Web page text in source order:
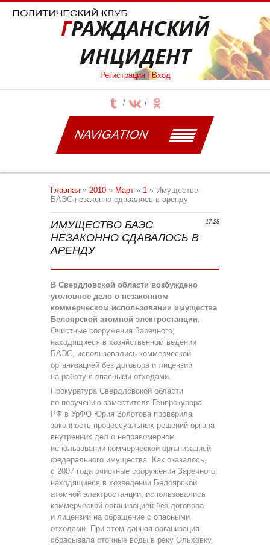
ГРАЖДАНСКИЙ
ИНЦИДЕНТ
Регистрация Вход
NAVIGATION
Главная » 2010 » Март » 1 » Имущество
БАЭС незаконно сдавалось в аренду
17:28
ИМУЩЕСТВО БАЭС
НЕЗАКОННО СДАВАЛОСЬ В
АРЕНДУ
В Свердловской области возбуждено
уголовное дело о незаконном
коммерческом использовании имущества
Белоярской атомной электростанции.
Очистные сооружения Заречного,
находящиеся в хозяйственном ведении
БАЭС, использовались коммерческой
организацией без договора и лицензии
на работу с опасными отходами.
Прокуратура Свердловской области
по поручению заместителя Генпрокурора
РФ в УрФО Юрия Золотова проверила
законность процессуальных решений органа
внутренних дел о неправомерном
использовании коммерческой организацией
федерального имущества. Как оказалось,
с 2007 года очистные сооружения Заречного,
находящиеся в хозведении Белоярской
атомной электростанции, использовались
коммерческой организацией без договора
и лицензии на обращение с опасными
отходами. При этом данная организация
сбрасывала сточные воды в реку Ольховку,